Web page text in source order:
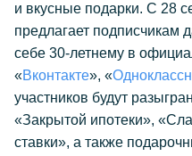
и вкусные подарки. С 28
предлагает подписчикам
себе 30-летнему в
«Вконтакте», «
участников будут
«Закрытой ипотеки»,
ставки», а также